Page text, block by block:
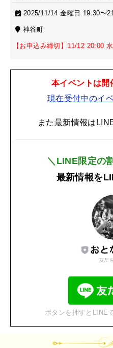
2025/11/14 金曜日 19:30〜
神谷町
【お申込み締切】11/12 20:00
本イベントは開
現在受付中のイ
また最新情報は
＼LINE限定の
最新情報を
ボタンを押すとLINE